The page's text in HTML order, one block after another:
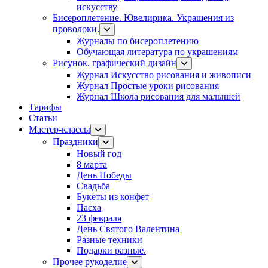
искусству
Бисероплетение. Ювелирика. Украшения из
проволоки.
Журналы по бисероплетению
Обучающая литература по украшениям
Рисунок, графический дизайн
Журнал Искусство рисования и живописи
Журнал Простые уроки рисования
Журнал Школа рисования для малышей
Тарифы
Статьи
Мастер-классы
Праздники
Новый год
8 марта
День Победы
Свадьба
Букеты из конфет
Пасха
23 февраля
День Святого Валентина
Разные техники
Подарки разные.
Прочее рукоделие